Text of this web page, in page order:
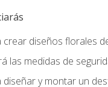
crear diseños florales
las medidas de
y montar un